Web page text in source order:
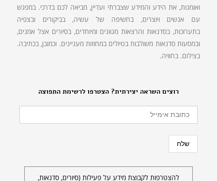
רוצים השראה יצירתית? הצטרפו לרשימת התפוצה
להצטרפות לקבוצת מידע על פעילות (סיורים, סדנאות,
ואומנות, את הידע והמידע שצברתי ועדיין, מביאה לכם בדרכי. במפגש
עם אנשים ויוצרים, בחשיפה של עשיה, בביקורים ובצפיה
בתערוכות, בסדנאות והרצאות מגוונים ומיוחדים, בסיורים אצל אמנים,
ובמסעות סדנאות משולבות בטיולים במחוזות מעניינים. וכמובן, בכתיבה.
בצילום. בחוויה.